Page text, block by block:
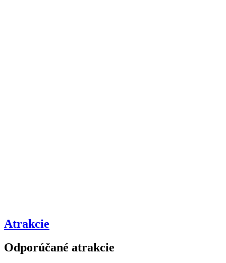
Atrakcie
Odporúčané atrakcie